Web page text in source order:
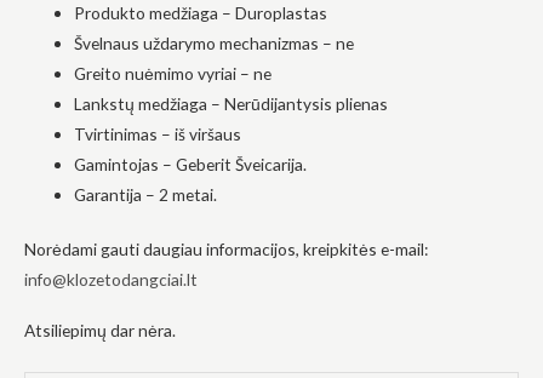
Produkto medžiaga – Duroplastas
Švelnaus uždarymo mechanizmas – ne
Greito nuėmimo vyriai – ne
Lankstų medžiaga – Nerūdijantysis plienas
Tvirtinimas – iš viršaus
Gamintojas – Geberit Šveicarija.
Garantija – 2 metai.
Norėdami gauti daugiau informacijos, kreipkitės e-mail:
info@klozetodangciai.lt
Atsiliepimų dar nėra.
Patirtis
svetainė
veiktų kuo
apsilankymo
metu. Jei
kai kurios
funkcijos iš
svetainės